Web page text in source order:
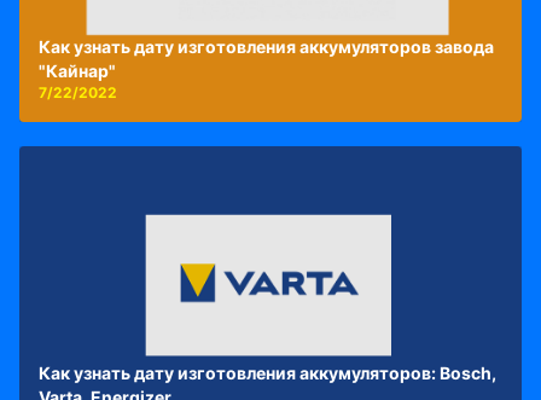
Как узнать дату изготовления аккумуляторов завода
"Кайнар"
7/22/2022
Как узнать дату изготовления аккумуляторов: Bosch,